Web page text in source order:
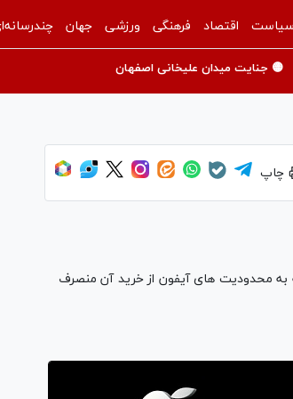
سیاست اقتصاد فرهنگی ورزشی جهان
🟡 جنایت میدان علیخانی اصفهان
چاپ
به محدودیت های آیفون از خرید آن منصرف